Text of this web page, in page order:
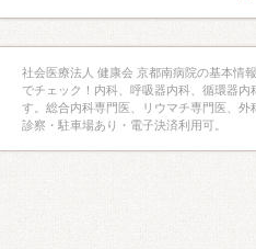
社会医療法人 健康会 京都南病院の基本情
でチェック！内科、呼吸器内科、循環器
す。総合内科専門医、リウマチ専門医、
診察・駐車場あり・電子決済利用可。